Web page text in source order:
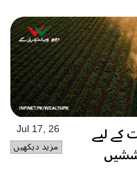
کے لیے Jul 17, 26
مزید دیکھیں